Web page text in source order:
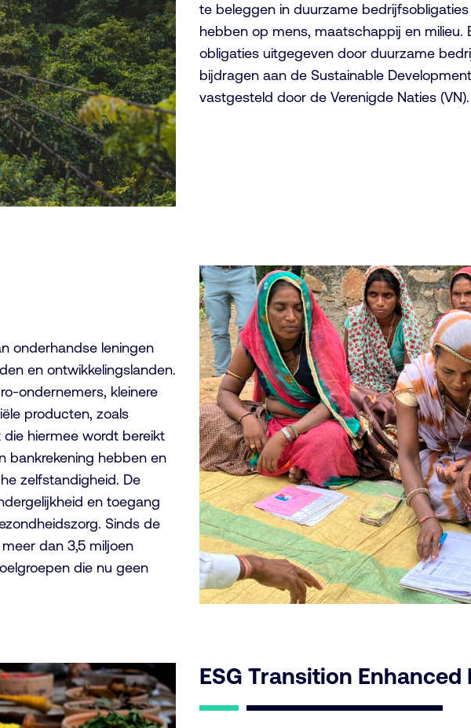
te beleggen in duurzame
hebben op mens, maatschappij en milieu.
obligaties uitgegeven door duurzame
bijdragen aan de Sustainable Development
vastgesteld door de Verenigde Naties (VN).
onderhandse leningen
en ontwikkelingslanden.
ondernemers, kleinere
producten, zoals
hiermee wordt bereikt
bankrekening hebben en
zelfstandigheid. De
en toegang
Sinds de
dan 3,5 miljoen
die nu geen
ESG Transition Enhanced